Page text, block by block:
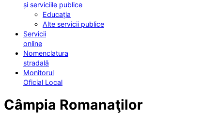
și serviciile publice
Educația
Alte servicii publice
Servicii
online
Nomenclatura
stradală
Monitorul
Oficial Local
Câmpia Romanaţilor